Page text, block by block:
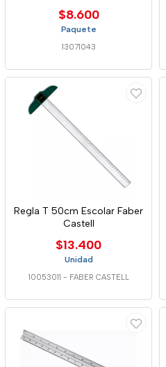
$8.600
Paquete
13071043
Regla T 50cm Escolar Faber
Castell
$13.400
Unidad
10053011 - FABER CASTELL